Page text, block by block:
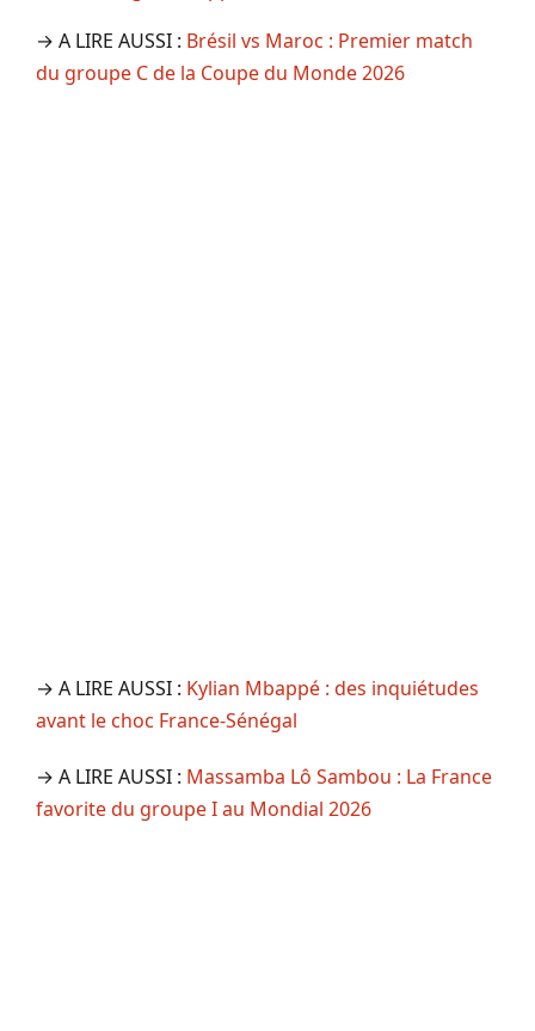
→ A LIRE AUSSI : Brésil vs Maroc : Premier match
du groupe C de la Coupe du Monde 2026
→ A LIRE AUSSI : Kylian Mbappé : des inquiétudes
avant le choc France-Sénégal
→ A LIRE AUSSI : Massamba Lô Sambou : La France
favorite du groupe I au Mondial 2026